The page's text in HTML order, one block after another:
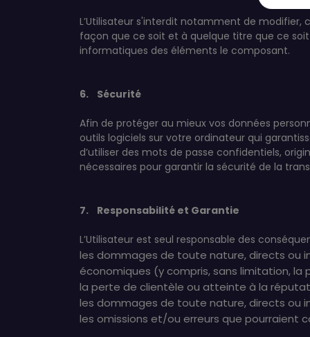
L’Utilisateur s'interdit notamment de
façon que ce soit et à quelque titre que ce
informatiques des éléments le composant.
6. Sécurité
Afin de protéger au mieux vos données
outils logiciels sur votre ordinateur qui
d’utiliser des mots de passe confidentiels,
nécessaires pour garantir la sécurité de la
7. Responsabilité et Garantie
L’Utilisateur est seul responsable des
les dommages de toute nature, directs ou
économiques (y compris, sans limitation,
la perte de clientèle ou atteinte à la
les dommages de toute nature, directs ou
les omissions et/ou erreurs que pourraient